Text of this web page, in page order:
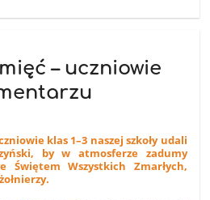
– uczniowie
klas 1–3 naszej szkoły udali
by w atmosferze zadumy
Świętem Wszystkich Zmarłych,